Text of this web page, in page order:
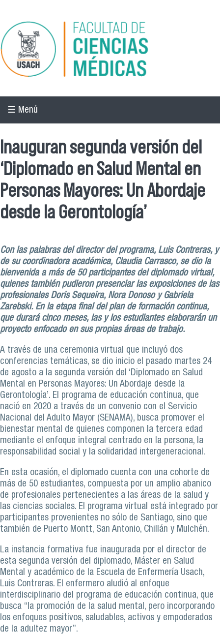
Pasar al contenido principal
☰ Menú
Inauguran segunda versión del
‘Diplomado en Salud Mental en
Personas Mayores: Un Abordaje
desde la Gerontología’
Con las palabras del director del programa, Luis Contreras, y
de su coordinadora académica, Claudia Carrasco, se dio la
bienvenida a más de 50 participantes del diplomado virtual,
quienes también pudieron presenciar las exposiciones de las
profesionales Doris Sequeira, Nora Donoso y Gabriela
Zarebski. En la etapa final del plan de formación continua,
que durará cinco meses, las y los estudiantes elaborarán un
proyecto enfocado en sus propias áreas de trabajo.
A través de una ceremonia virtual que incluyó dos
conferencias temáticas, se dio inicio el pasado martes 24
de agosto a la segunda versión del ‘Diplomado en Salud
Mental en Personas Mayores: Un Abordaje desde la
Gerontología’. El programa de educación continua, que
nació en 2020 a través de un convenio con el Servicio
Nacional del Adulto Mayor (SENAMA), busca promover el
bienestar mental de quienes componen la tercera edad
mediante el enfoque integral centrado en la persona, la
responsabilidad social y la solidaridad intergeneracional.
En esta ocasión, el diplomado cuenta con una cohorte de
más de 50 estudiantes, compuesta por un amplio abanico
de profesionales pertenecientes a las áreas de la salud y
las ciencias sociales. El programa virtual está integrado por
participantes provenientes no sólo de Santiago, sino que
también de Puerto Montt, San Antonio, Chillán y Mulchén.
La instancia formativa fue inaugurada por el director de
esta segunda versión del diplomado, Máster en Salud
Mental y académico de la Escuela de Enfermería Usach,
Luis Contreras. El enfermero aludió al enfoque
interdisciplinario del programa de educación continua, que
busca “la promoción de la salud mental, pero incorporando
los enfoques positivos, saludables, activos y empoderados
de la adultez mayor”.